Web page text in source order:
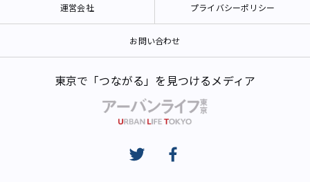
運営会社 プライバシーポリシー
お問い合わせ
東京で「つながる」を見つけるメディア